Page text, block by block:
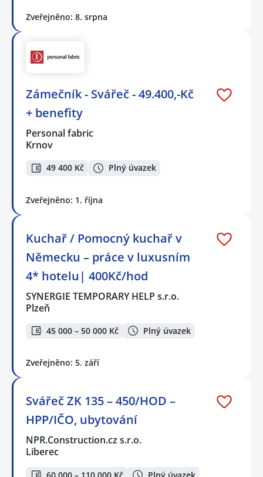
Zveřejněno: 8. srpna
Zámečník - Svářeč - 49.400,-Kč
+ benefity
Personal fabric
Krnov
49 400 Kč Plný úvazek
Zveřejněno: 1. října
Kuchař / Pomocný kuchař v
Německu – práce v luxusním
4* hotelu| 400Kč/hod
SYNERGIE TEMPORARY HELP s.r.o.
Plzeň
45 000 – 50 000 Kč Plný úvazek
Zveřejněno: 5. září
Svářeč ZK 135 – 450/HOD –
HPP/IČO, ubytování
NPR.Construction.cz s.r.o.
Liberec
60 000 – 110 000 Kč Plný úvazek